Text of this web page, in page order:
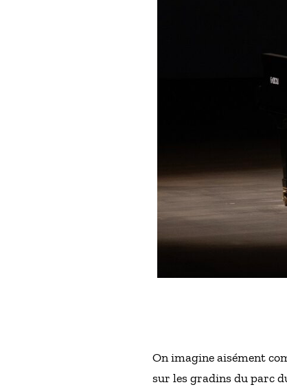
On imagine aisément
sur les gradins du parc